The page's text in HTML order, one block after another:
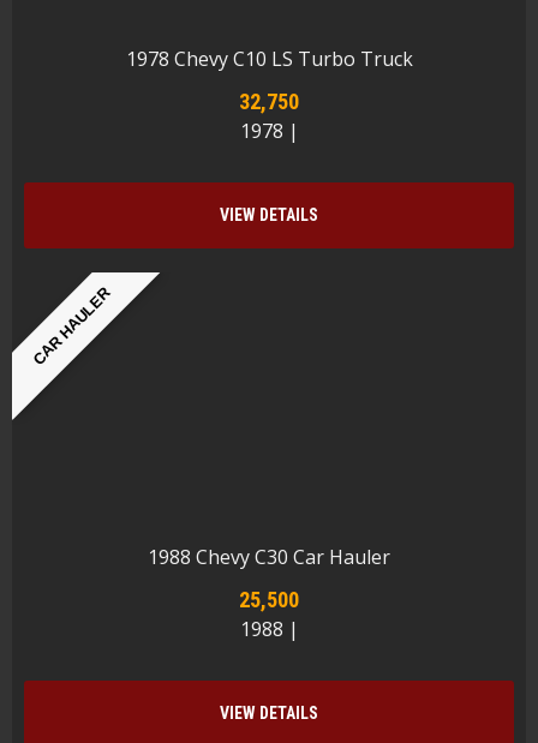
1978 Chevy C10 LS Turbo Truck
32,750
1978 |
VIEW DETAILS
CAR HAULER
1988 Chevy C30 Car Hauler
25,500
1988 |
VIEW DETAILS